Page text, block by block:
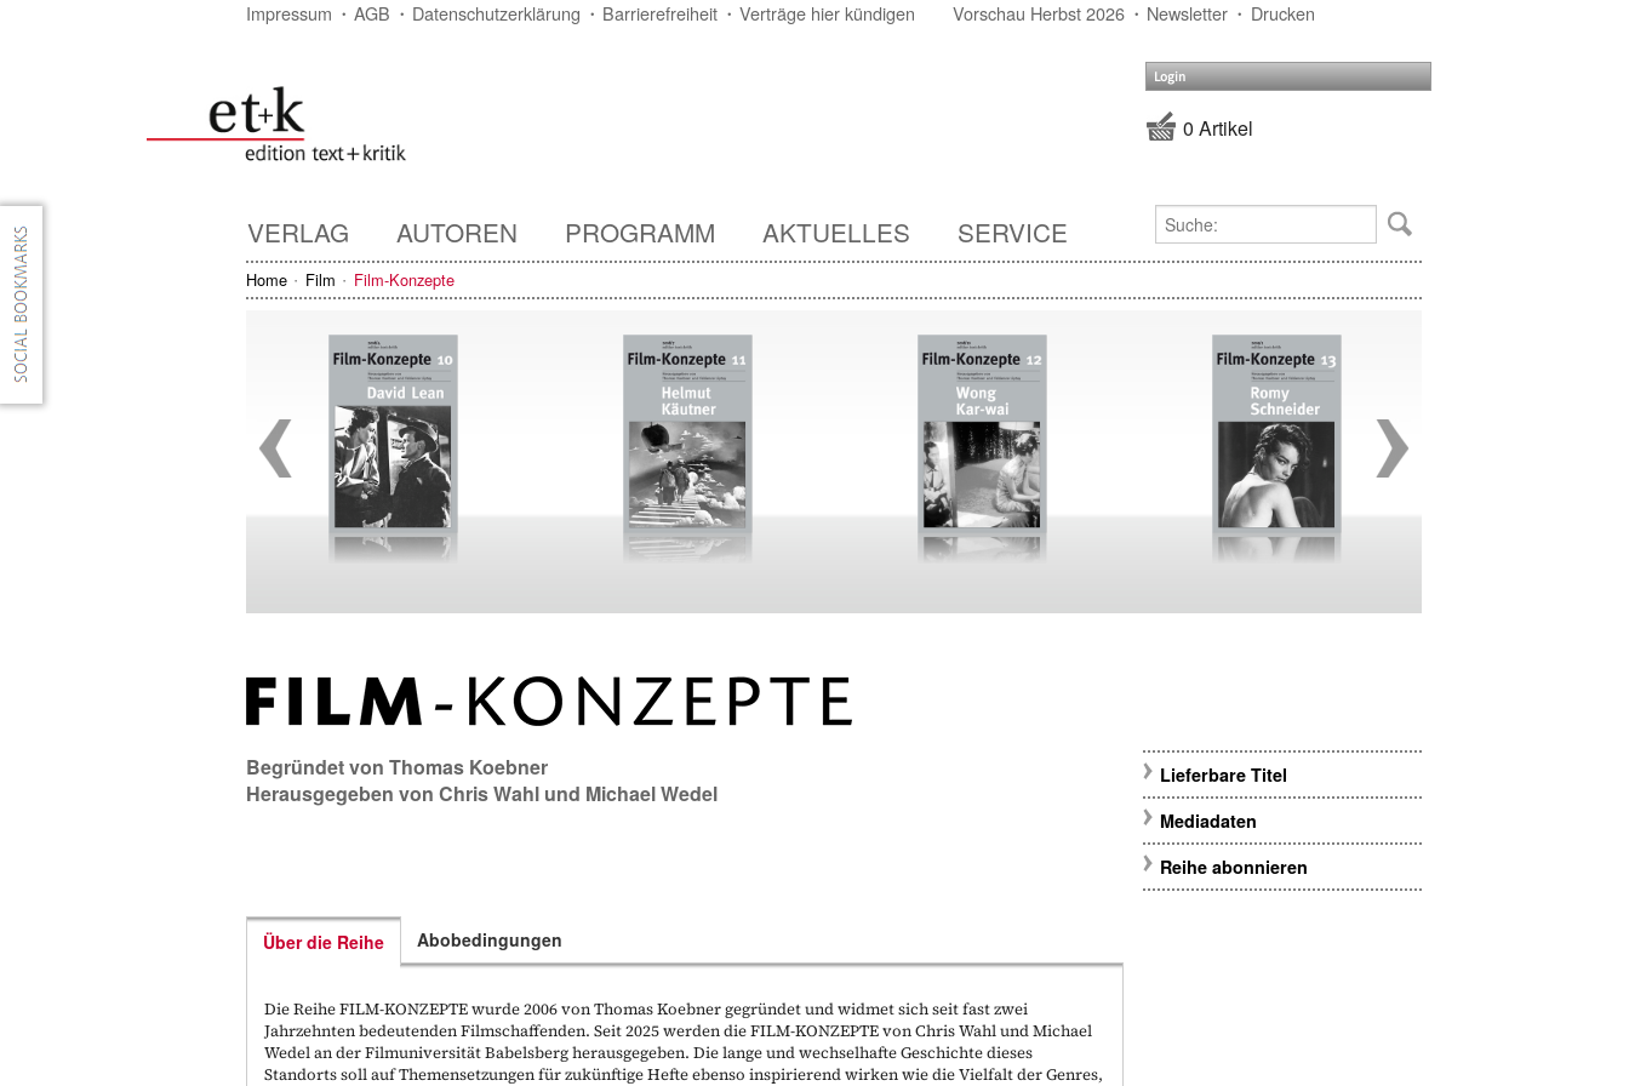
Impressum AGB Datenschutzerklärung Barrierefreiheit Verträge hier kündigen Vorschau Herbst 2026 Newsletter Drucken
Login
0 Artikel
VERLAG AUTOREN PROGRAMM AKTUELLES SERVICE
Home Film Film-Konzepte
Begründet von Thomas Koebner
Herausgegeben von Chris Wahl und Michael Wedel
Lieferbare Titel
Mediadaten
Reihe abonnieren
Über die Reihe
Die Reihe FILM-KONZEPTE wurde 2006 von Thomas Koebner gegründet und widmet sich seit fast zwei
Jahrzehnten bedeutenden Filmschaffenden. Seit 2025 werden die FILM-KONZEPTE von Chris Wahl und Michael
Wedel an der Filmuniversität Babelsberg herausgegeben. Die lange und wechselhafte Geschichte dieses
Standorts soll auf Themensetzungen für zukünftige Hefte ebenso inspirierend wirken wie die Vielfalt der Genres,
Abobedingungen